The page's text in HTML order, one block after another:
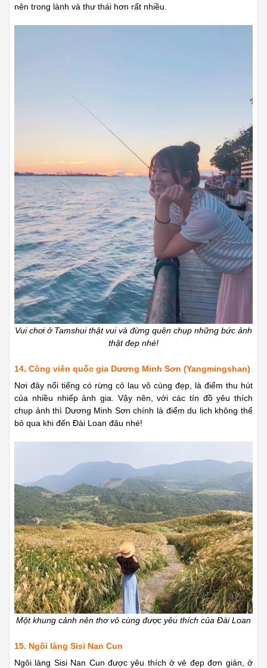
nên trong lành và thư thái hơn rất nhiều.
Vui chơi ở Tamshui thật vui và đừng quên chụp những bức ảnh
thật đẹp nhé!
14. Công viên quốc gia Dương Minh Sơn (Yangmingshan)
Nơi đây nổi tiếng có rừng cỏ lau vô cùng đẹp, là điểm thu hút
của nhiều nhiếp ảnh gia. Vậy nên, với các tín đồ yêu thích
chụp ảnh thì Dương Minh Sơn chính là điểm du lịch không thể
bỏ qua khi đến Đài Loan đâu nhé!
Một khung cảnh nên thơ vô cùng được yêu thích của Đài Loan
15. Ngôi làng Sisi Nan Cun
Ngôi làng Sisi Nan Cun được yêu thích ở vẻ đẹp đơn giản, ở